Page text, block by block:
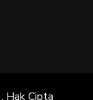
. Hak Cipta